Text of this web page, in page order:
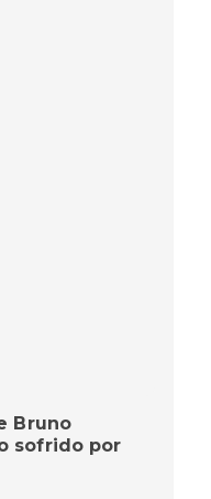
Bruno
sofrido por